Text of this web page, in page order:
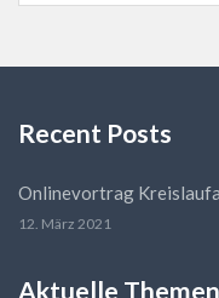
Recent Posts
Onlinevortrag
12. März 2021
Aktuelle Themen